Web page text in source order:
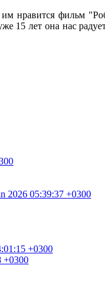
нравится фильм
15 лет она нас
2026 05:39:37 +0300
+0300
+0300